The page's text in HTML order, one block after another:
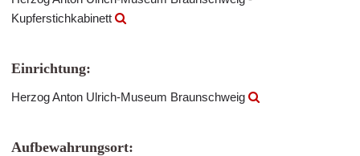
Kupferstichkabinett
Einrichtung:
Herzog Anton Ulrich-Museum Braunschweig
Aufbewahrungsort: